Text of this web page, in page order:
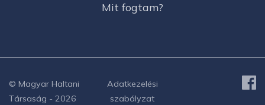
Mit fogtam?
© Magyar Haltani
Társaság - 2026
Adatkezelési
szabályzat